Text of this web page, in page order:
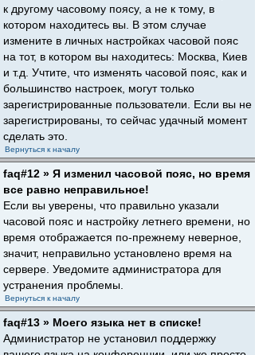
к другому часовому поясу, а не к тому, в
котором находитесь вы. В этом случае
измените в личных настройках часовой пояс
на тот, в котором вы находитесь: Москва, Киев
и т.д. Учтите, что изменять часовой пояс, как и
большинство настроек, могут только
зарегистрированные пользователи. Если вы не
зарегистрированы, то сейчас удачный момент
сделать это.
Вернуться к началу
faq#12 » Я изменил часовой пояс, но время
все равно неправильное!
Если вы уверены, что правильно указали
часовой пояс и настройку летнего времени, но
время отображается по-прежнему неверное,
значит, неправильно установлено время на
сервере. Уведомите администратора для
устранения проблемы.
Вернуться к началу
faq#13 » Моего языка нет в списке!
Администратор не установил поддержку